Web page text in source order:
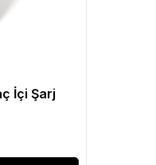
İçi Şarj